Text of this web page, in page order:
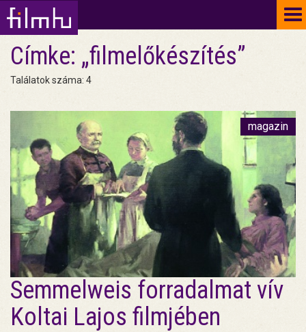
Címke: „filmelőkészítés”
Találatok száma: 4
magazin
Semmelweis forradalmat vív
Koltai Lajos filmjében